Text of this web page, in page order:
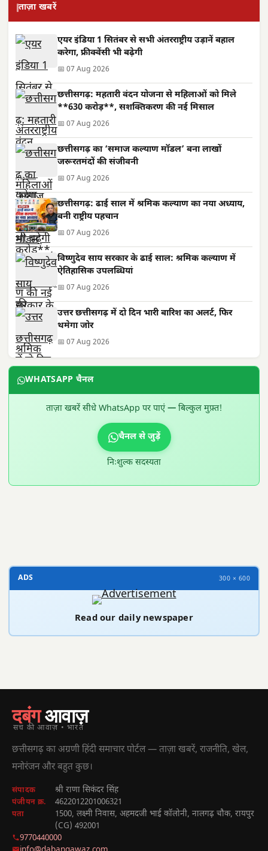
ताज़ा खबरें
एयर इंडिया 1 सितंबर से सभी अंतरराष्ट्रीय उड़ानें बहाल
करेगा, फ्रीक्वेंसी भी बढ़ेगी
📅 07 Aug 2026
छत्तीसगढ़: महतारी वंदन योजना से महिलाओं को मिले
**630 करोड़**, सशक्तिकरण की नई मिसाल
📅 07 Aug 2026
छत्तीसगढ़ का ‘समाज कल्याण मॉडल’ बना लाखों
जरूरतमंदों की संजीवनी
📅 07 Aug 2026
छत्तीसगढ़: ढाई साल में श्रमिक कल्याण का नया अध्याय,
बनी राष्ट्रीय पहचान
📅 07 Aug 2026
विष्णुदेव साय सरकार के ढाई साल: श्रमिक कल्याण में
ऐतिहासिक उपलब्धियां
📅 07 Aug 2026
उत्तर छत्तीसगढ़ में दो दिन भारी बारिश का अलर्ट, फिर
थमेगा जोर
📅 07 Aug 2026
WHATSAPP चैनल
ताज़ा खबरें सीधे WhatsApp पर पाएं — बिल्कुल मुफ़्त!
चैनल से जुड़ें
निःशुल्क सदस्यता
ADS 300 × 600
Read our daily newspaper
दबंगआवाज़
सच की आवाज़ • भारत
छत्तीसगढ़ का अग्रणी हिंदी समाचार पोर्टल — ताज़ा खबरें, राजनीति, खेल,
मनोरंजन और बहुत कुछ।
संपादक श्री राणा सिकंदर सिंह
पंजीयन क्र. 4622012201006321
पता
1500, लक्ष्मी निवास, अहमदजी भाई कॉलोनी, नालगढ़ चौक, रायपुर
(CG) 492001
9770440000